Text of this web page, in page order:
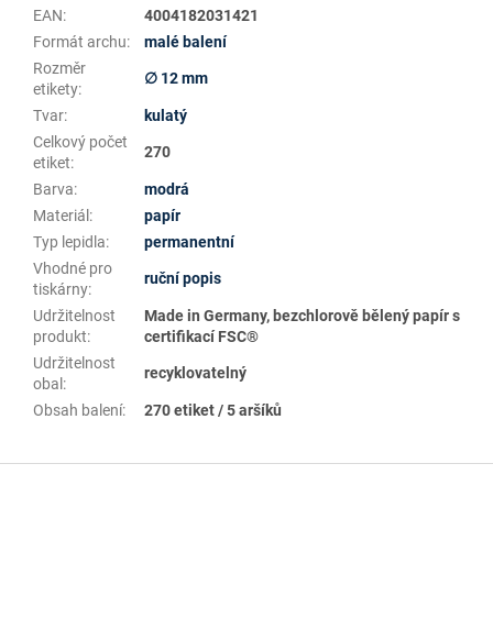
EAN:
4004182031421
Formát archu:
malé balení
Rozměr
etikety:
∅ 12 mm
Tvar:
kulatý
Celkový počet
etiket:
270
Barva:
modrá
Materiál :
papír
Typ lepidla:
permanentní
Vhodné pro
tiskárny:
ruční popis
Udržitelnost
produkt:
Made in Germany, bezchlorově bělený papír s
certifikací FSC®
Udržitelnost
obal :
recyklovatelný
Obsah balení: 270 etiket / 5 aršíků